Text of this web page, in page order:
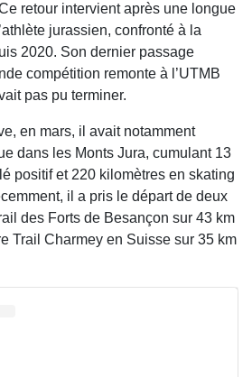
retour intervient après une longue
jurassien, confronté à la
2020. Son dernier passage
compétition remonte à l’UTMB
pas pu terminer.
en mars, il avait notamment
dans les Monts Jura, cumulant 13
positif et 220 kilomètres en skating
il a pris le départ de deux
des Forts de Besançon sur 43 km
Trail Charmey en Suisse sur 35 km